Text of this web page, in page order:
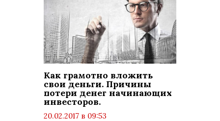
Как грамотно вложить
свои деньги. Причины
потери денег начинающих
инвесторов.
20.02.2017 в 09:53